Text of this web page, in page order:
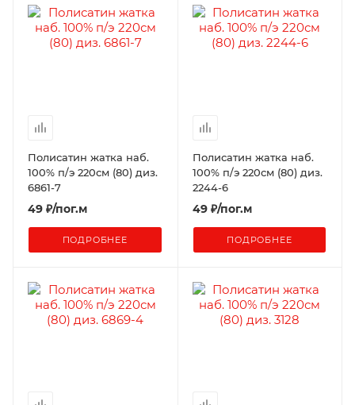
Полисатин жатка наб.
100% п/э 220см (80) диз.
6861-7
49 ₽/пог.м
ПОДРОБНЕЕ
Полисатин жатка наб.
100% п/э 220см (80) диз.
2244-6
49₽/пог.м
ПОДРОБНЕЕ